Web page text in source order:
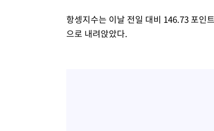
항셍지수는 이날 전일 대비 146.73 포인
으로 내려앉았다.